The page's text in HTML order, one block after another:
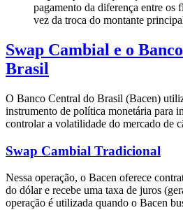
pagamento da diferença entre os
vez da troca do montante
Swap Cambial e o
Brasil
O Banco Central do Brasil (Bacen)
instrumento de política monetária para
controlar a volatilidade do mercado de
Swap Cambial Tradicional
Nessa operação, o Bacen oferece
do dólar e recebe uma taxa de juros
operação é utilizada quando o Bacen